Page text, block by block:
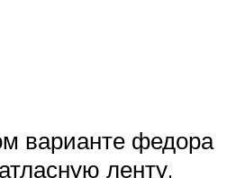
варианте федора
ленту,